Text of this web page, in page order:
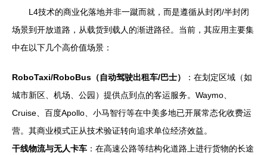
L4技术的商业化落地并非一蹴而就，而是遵循从封闭/半封闭
场景到开放道路，从载货到载人的渐进路径。当前，其应用主要集
中在以下几个高价值场景：
RoboTaxi/RoboBus（自动驾驶出租车/巴士）
：在划定区域（如
城市新区、机场、公园）提供点到点的客运服务。Waymo、
Cruise、百度Apollo、小马智行等在中美多地已开展常态化收费运
营。其商业模式正从技术验证转向追求单位经济效益。
干线物流与无人卡车 ：在高速公路等结构化道路上进行货物的长途